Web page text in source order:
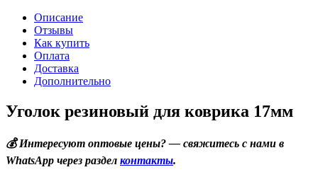
Описание
Отзывы
Как купить
Оплата
Доставка
Дополнительно
Уголок резиновый для коврика 17мм
💰 Интересуют оптовые цены? — свяжитесь с нами в
WhatsApp через раздел контакты.